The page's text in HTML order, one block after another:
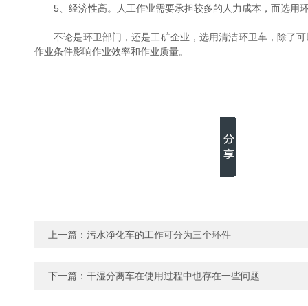
5、经济性高。人工作业需要承担较多的人力成本，而选用
不论是环卫部门，还是工矿企业，选用清洁环卫车，除了可
作业条件影响作业效率和作业质量。
上一篇： 污水净化车的工作可分为三个环件
下一篇： 干湿分离车在使用过程中也存在一些问题